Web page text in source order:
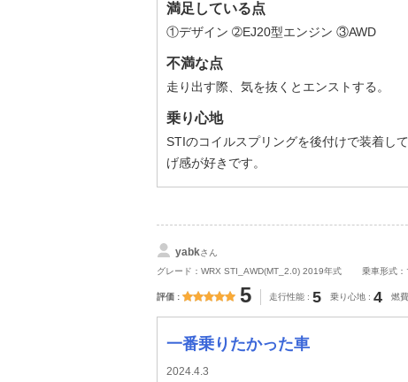
満足している点
①デザイン ➁EJ20型エンジン ③AWD
不満な点
走り出す際、気を抜くとエンストする。
乗り心地
STIのコイルスプリングを後付けで装着し
げ感が好きです。
yabkさん
グレード：WRX STI_AWD(MT_2.0) 2019年式
乗車形式：
評価 5 走行性能 5 乗り心地 4 燃費
一番乗りたかった車
2024.4.3